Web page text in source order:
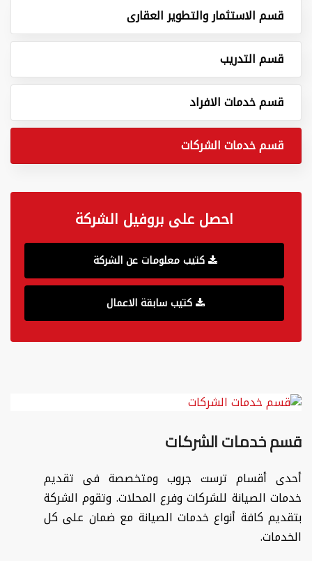
قسم الاستثمار والتطوير العقارى
قسم التدريب
قسم خدمات الافراد
قسم خدمات الشركات
احصل على بروفيل الشركة
كتيب معلومات عن الشركة
كتيب سابقة الاعمال
قسم خدمات الشركات
أحدى أقسام ترست جروب ومتخصصة فى تقديم
خدمات الصيانة للشركات وفرع المحلات. وتقوم الشركة
بتقديم كافة أنواع خدمات الصيانة مع ضمان على كل
الخدمات.